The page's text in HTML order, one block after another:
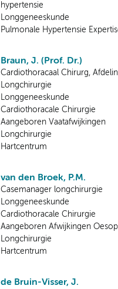
hypertensie
Longgeneeskunde
Pulmonale Hypertensie
Braun, J. (Prof. Dr.)
Cardiothoracaal Chirurg,
Longchirurgie
Longgeneeskunde
Cardiothoracale Chirurgie
Aangeboren Vaatafwijkingen
Longchirurgie
Hartcentrum
van den Broek, P.M.
Casemanager longchirurgie
Longgeneeskunde
Cardiothoracale Chirurgie
Aangeboren Afwijkingen
Longchirurgie
Hartcentrum
de Bruin-Visser, J.